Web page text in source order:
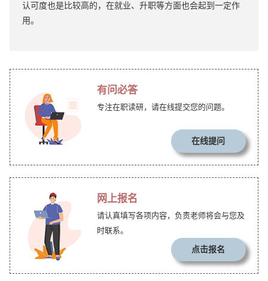
认可度也是比较高的，在就业、升职等方面也会起到一定作
用。
有问必答
专注在职读研，请在线提交您的问题。
在线提问
网上报名
请认真填写各项内容，负责老师将会与您及
时联系。
点击报名